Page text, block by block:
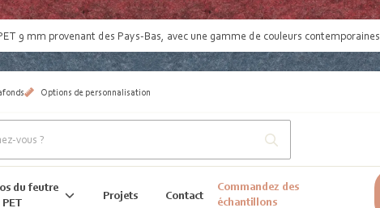
9 mm provenant des Pays-Bas , avec une gamme de couleurs contemporaines
Options de personnalisation
du feutre
PET
Projets Contact
Commandez des
échantillons